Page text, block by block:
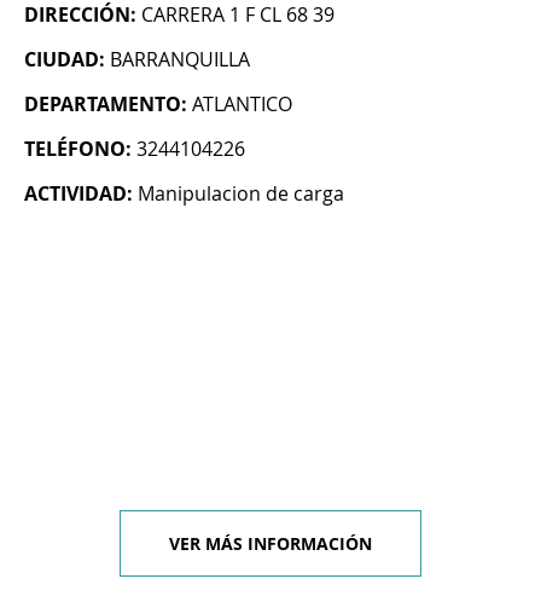
DIRECCIÓN: CARRERA 1 F CL 68 39
CIUDAD: BARRANQUILLA
DEPARTAMENTO: ATLANTICO
TELÉFONO: 3244104226
ACTIVIDAD: Manipulacion de carga
VER MÁS INFORMACIÓN